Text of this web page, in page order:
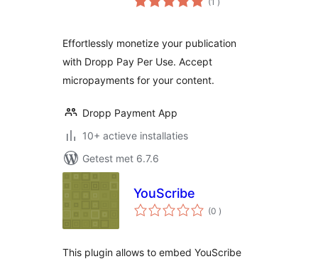
beoordelingen
Effortlessly monetize your publication
with Dropp Pay Per Use. Accept
micropayments for your content.
Dropp Payment App
10+ actieve installaties
Getest met 6.7.6
YouScribe
(0 aantal
beoordelingen
)
This plugin allows to embed YouScribe